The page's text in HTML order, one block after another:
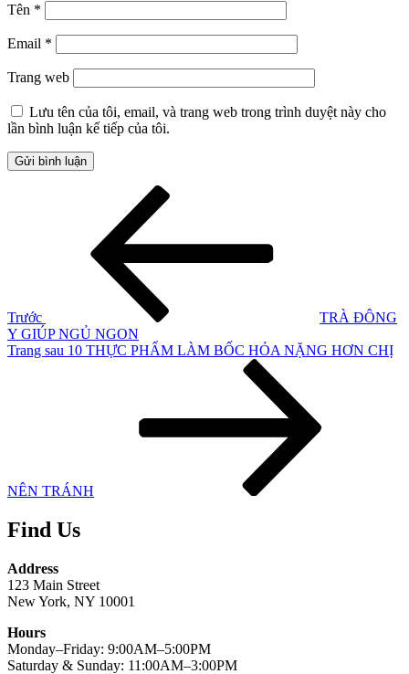
Tên *
Email *
Trang web
Lưu tên của tôi, email, và trang web trong trình duyệt này cho
lần bình luận kế tiếp của tôi.
Trước
TRÀ ĐÔNG
Y GIÚP NGỦ NGON
Bài
Trang sau 10 THỰC PHẨM LÀM BỐC HỎA NẶNG HƠN CHỊ
NÊN TRÁNH
Find Us
Address
123 Main Street
New York, NY 10001
Hours
Monday–Friday: 9:00AM–5:00PM
Saturday & Sunday: 11:00AM–3:00PM